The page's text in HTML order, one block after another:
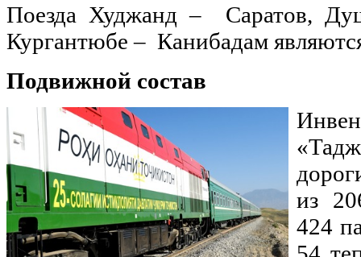
Поезда Худжанд – Саратов,
Кургантюбе – Канибадам
Подвижной состав
из
424